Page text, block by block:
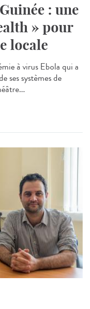
: une
» pour
locale
à virus Ebola qui a
ses systèmes de